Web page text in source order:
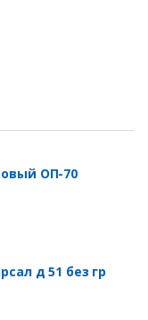
ОП-70
д 51 без гр